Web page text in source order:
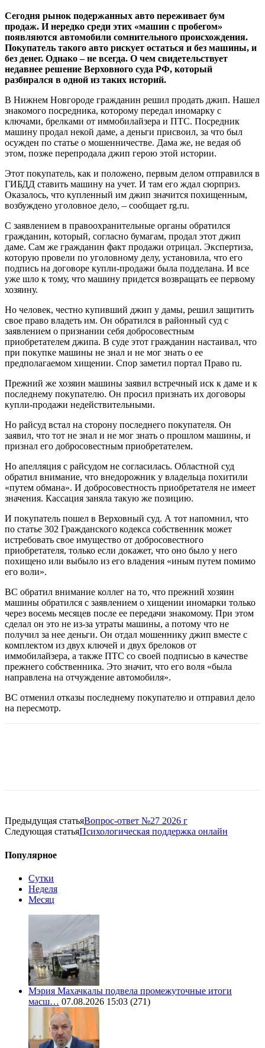
Сегодня рынок подержанных авто переживает бум
продаж. И нередко среди этих «машин с пробегом»
появляются автомобили сомнительного происхождения.
Покупатель такого авто рискует остаться и без машины, и
без денег. Однако – не всегда. О чем свидетельствует
недавнее решение Верховного суда РФ, который
разбирался в одной из таких историй.
В Нижнем Новгороде гражданин решил продать джип. Нашел
знакомого посредника, которому передал иномарку с
ключами, брелками от иммобилайзера и ПТС. Посредник
машину продал некой даме, а деньги присвоил, за что был
осужден по статье о мошенничестве. Дама же, не ведая об
этом, позже перепродала джип герою этой истории.
Этот покупатель, как и положено, первым делом отправился в
ГИБДД ставить машину на учет. И там его ждал сюрприз.
Оказалось, что купленный им джип значится похищенным,
возбуждено уголовное дело, – сообщает rg.ru.
С заявлением в правоохранительные органы обратился
гражданин, который, согласно бумагам, продал этот джип
даме. Сам же гражданин факт продажи отрицал. Экспертиза,
которую провели по уголовному делу, установила, что его
подпись на договоре купли-продажи была подделана. И все
уже шло к тому, что машину придется возвращать ее первому
хозяину.
Но человек, честно купивший джип у дамы, решил защитить
свое право владеть им. Он обратился в районный суд с
заявлением о признании себя добросовестным
приобретателем джипа. В суде этот гражданин настаивал, что
при покупке машины не знал и не мог знать о ее
предполагаемом хищении. Спор заметил портал Право ru.
Прежний же хозяин машины заявил встречный иск к даме и к
последнему покупателю. Он просил признать их договоры
купли-продажи недействительными.
Но райсуд встал на сторону последнего покупателя. Он
заявил, что тот не знал и не мог знать о прошлом машины, и
признал его добросовестным приобретателем.
Но апелляция с райсудом не согласилась. Областной суд
обратил внимание, что внедорожник у владельца похитили
«путем обмана». И добросовестность приобретателя не имеет
значения. Кассация заняла такую же позицию.
И покупатель пошел в Верховный суд. А тот напомнил, что
по статье 302 Гражданского кодекса собственник может
истребовать свое имущество от добросовестного
приобретателя, только если докажет, что оно было у него
похищено или выбыло из его владения «иным путем помимо
его воли».
ВС обратил внимание коллег на то, что прежний хозяин
машины обратился с заявлением о хищении иномарки только
через восемь месяцев после ее передачи знакомому. При этом
сделал он это не из-за утраты машины, а потому что не
получил за нее деньги. Он отдал мошеннику джип вместе с
комплектом из двух ключей и двух брелоков от
иммобилайзера, а также ПТС со своей подписью в качестве
прежнего собственника. Это значит, что его воля «была
направлена на отчуждение автомобиля».
ВС отменил отказы последнему покупателю и отправил дело
на пересмотр.
Предыдущая статьяВопрос-ответ №27 2026 г
Следующая статьяПсихологическая поддержка онлайн
Популярное
Сутки
Неделя
Месяц
Мэрия Махачкалы подвела промежуточные итоги
масш… 07.08.2026 15:03 (271)